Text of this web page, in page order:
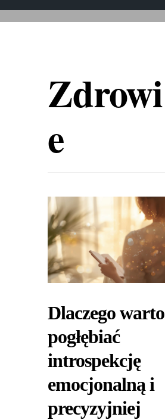
Zdrowi
e
Dlaczego warto
pogłębiać
introspekcję
emocjonalną i
precyzyjniej